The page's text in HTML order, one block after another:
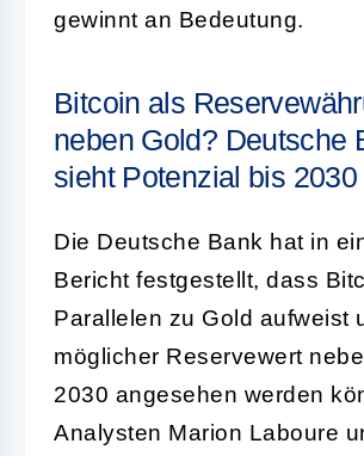
gewinnt an Bedeutung.
Bitcoin als
neben Gold? Deutsche
sieht Potenzial bis 2030
Die Deutsche Bank hat in
Bericht festgestellt, dass
Parallelen zu Gold aufweist
möglicher Reservewert
2030 angesehen werden
Analysten Marion Laboure